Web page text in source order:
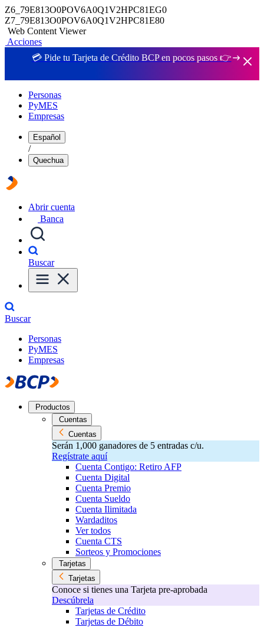
Z6_79E813O0POV6A0Q1V2HPC81EG0
Z7_79E813O0POV6A0Q1V2HPC81E80
Web Content Viewer
Acciones
💳 Pide tu Tarjeta de Crédito BCP en pocos pasos 👉
Personas
PyMES
Empresas
Español
/
Quechua
Abrir cuenta
Banca
Buscar
Buscar
Personas
PyMES
Empresas
Productos
Cuentas
Cuentas
Serán 1,000 ganadores de 5 entradas c/u.
Regístrate aquí
Cuenta Contigo: Retiro AFP
Cuenta Digital
Cuenta Premio
Cuenta Sueldo
Cuenta Ilimitada
Wardaditos
Ver todos
Cuenta CTS
Sorteos y Promociones
Tarjetas
Tarjetas
Conoce si tienes una Tarjeta pre-aprobada
Descúbrela
Tarjetas de Crédito
Tarjetas de Débito